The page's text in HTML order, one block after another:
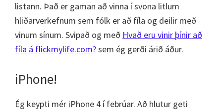
listann. Það er gaman að vinna í svona litlum
hliðarverkefnum sem fólk er að fíla og deilir með
vinum sínum. Svipað og með Hvað eru vinir þínir að
fíla á flickmylife.com?sem ég gerði árið áður.
iPhone!
Ég keypti mér iPhone 4 í febrúar. Að hlutur geti